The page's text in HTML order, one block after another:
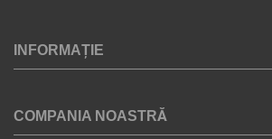
INFORMAȚIE
COMPANIA NOASTRĂ